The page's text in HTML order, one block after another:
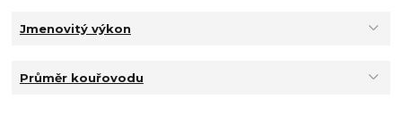
Jmenovitý výkon
Průměr kouřovodu